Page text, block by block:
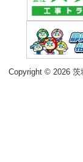
Copyright © 2026 茨